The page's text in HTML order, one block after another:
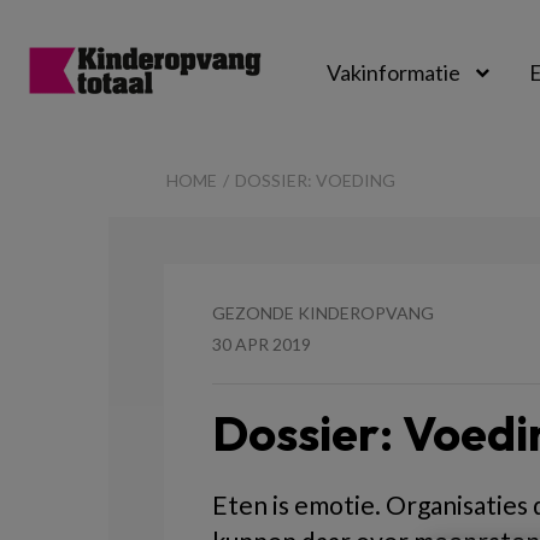
Vakinformatie
HOME DOSSIER: VOEDING
GEZONDE KINDEROPVANG
30 APR 2019
Dossier:
Eten is emotie.